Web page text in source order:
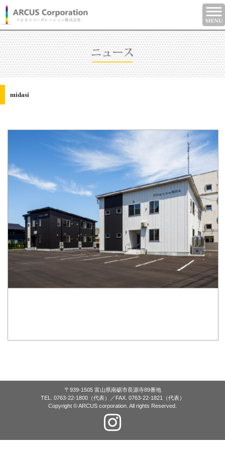
midasi
〒939-1505 富山県南砺市長源寺89番地
TEL. 0763-22-1800（代表）／FAX. 0763-22-1821（代表）
Copyright © ARCUS corporation. All rights Reserved.